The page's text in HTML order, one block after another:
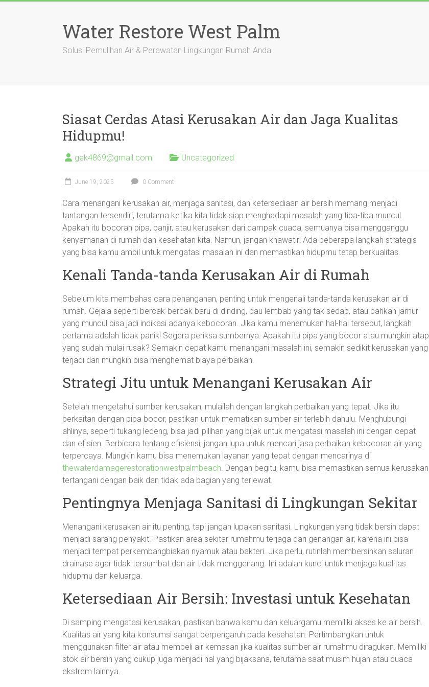
Water Restore West Palm
Solusi Pemulihan Air & Perawatan Lingkungan Rumah Anda
Siasat Cerdas Atasi Kerusakan Air dan Jaga Kualitas
Hidupmu!
gek4869@gmail.com Uncategorized
June 19, 2025 0 Comment
Cara menangani kerusakan air, menjaga sanitasi, dan ketersediaan air bersih memang menjadi
tantangan tersendiri, terutama ketika kita tidak siap menghadapi masalah yang tiba-tiba muncul.
Apakah itu bocoran pipa, banjir, atau kerusakan dari dampak cuaca, semuanya bisa mengganggu
kenyamanan di rumah dan kesehatan kita. Namun, jangan khawatir! Ada beberapa langkah strategis
yang bisa kamu ambil untuk mengatasi masalah ini dan memastikan hidupmu tetap berkualitas.
Kenali Tanda-tanda Kerusakan Air di Rumah
Sebelum kita membahas cara penanganan, penting untuk mengenali tanda-tanda kerusakan air di
rumah. Gejala seperti bercak-bercak baru di dinding, bau lembab yang tak sedap, atau bahkan jamur
yang muncul bisa jadi indikasi adanya kebocoran. Jika kamu menemukan hal-hal tersebut, langkah
pertama adalah tidak panik! Segera periksa sumbernya. Apakah itu pipa yang bocor atau mungkin atap
yang sudah mulai rusak? Semakin cepat kamu menangani masalah ini, semakin sedikit kerusakan yang
terjadi dan mungkin bisa menghemat biaya perbaikan.
Strategi Jitu untuk Menangani Kerusakan Air
Setelah mengetahui sumber kerusakan, mulailah dengan langkah perbaikan yang tepat. Jika itu
berkaitan dengan pipa bocor, pastikan untuk mematikan sumber air terlebih dahulu. Menghubungi
ahlinya, seperti tukang ledeng, bisa jadi pilihan yang bijak untuk mengatasi masalah ini dengan cepat
dan efisien. Berbicara tentang efisiensi, jangan lupa untuk mencari jasa perbaikan kebocoran air yang
terpercaya. Mungkin kamu bisa menemukan layanan yang tepat dengan mencarinya di
thewaterdamagerestorationwestpalmbeach. Dengan begitu, kamu bisa memastikan semua kerusakan
tertangani dengan baik dan tidak ada bagian yang terlewat.
Pentingnya Menjaga Sanitasi di Lingkungan Sekitar
Menangani kerusakan air itu penting, tapi jangan lupakan sanitasi. Lingkungan yang tidak bersih dapat
menjadi sarang penyakit. Pastikan area sekitar rumahmu terjaga dari genangan air, karena ini bisa
menjadi tempat perkembangbiakan nyamuk atau bakteri. Jika perlu, rutinlah membersihkan saluran
drainase agar tidak tersumbat dan air tidak menggenang. Ini adalah kunci untuk menjaga kualitas
hidupmu dan keluarga.
Ketersediaan Air Bersih: Investasi untuk Kesehatan
Di samping mengatasi kerusakan, pastikan bahwa kamu dan keluargamu memiliki akses ke air bersih.
Kualitas air yang kita konsumsi sangat berpengaruh pada kesehatan. Pertimbangkan untuk
menggunakan filter air atau membeli air kemasan jika kualitas sumber air rumahmu diragukan. Memiliki
stok air bersih yang cukup juga menjadi hal yang bijaksana, terutama saat musim hujan atau cuaca
ekstrem lainnya.